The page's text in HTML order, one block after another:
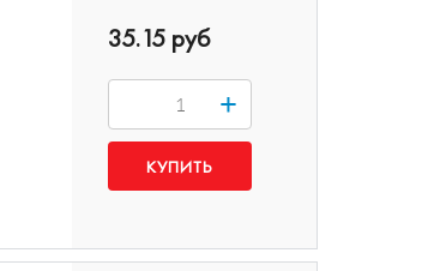
35.15 руб
+